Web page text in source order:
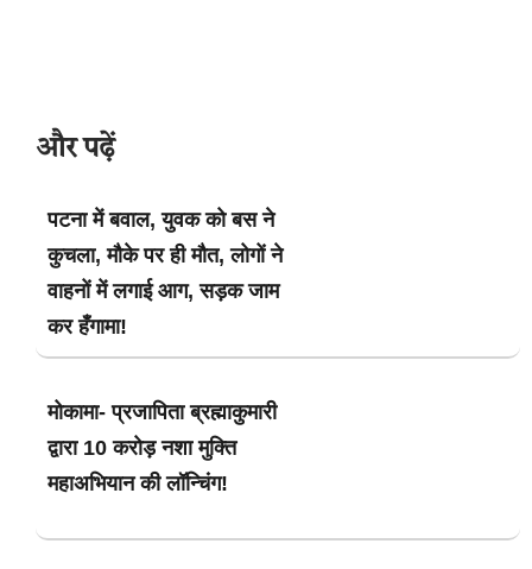
और पढ़ें
पटना में बवाल, युवक को बस ने
कुचला, मौके पर ही मौत, लोगों ने
वाहनों में लगाई आग, सड़क जाम
कर हँगामा!
मोकामा- प्रजापिता ब्रह्माकुमारी
द्वारा 10 करोड़ नशा मुक्ति
महाअभियान की लॉन्चिंग!